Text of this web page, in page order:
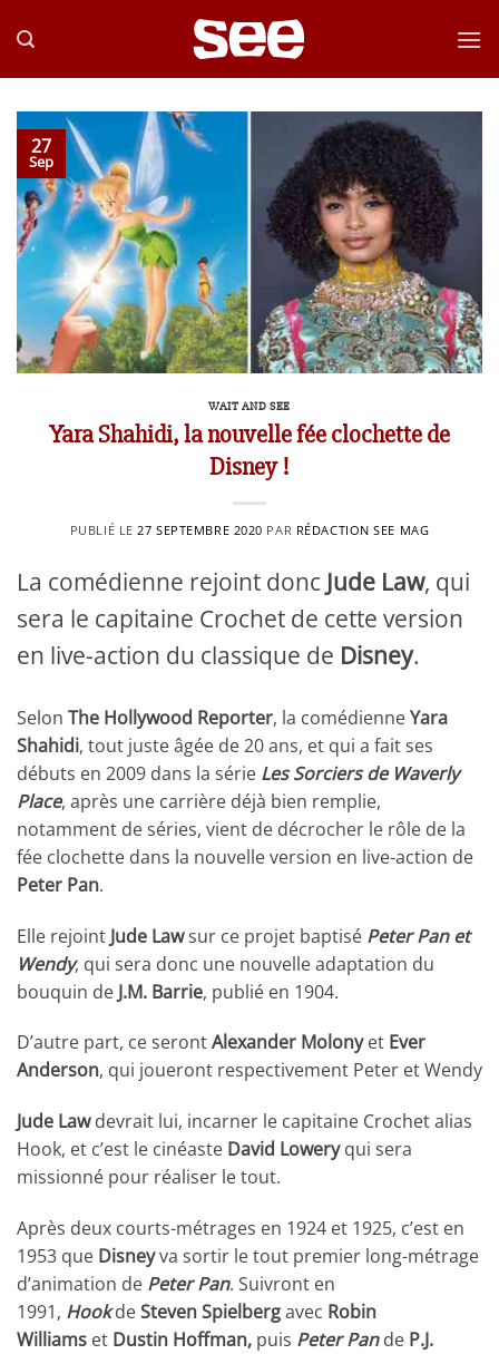
au
27
Sep
WAIT AND SEE
Yara Shahidi, la nouvelle fée clochette de
Disney !
PUBLIÉ LE 27 SEPTEMBRE 2020 PAR RÉDACTION SEE MAG
La comédienne rejoint donc Jude Law, qui
sera le capitaine Crochet de cette version
en live-action du classique de Disney.
Selon The Hollywood Reporter, la comédienneYara
Shahidi, tout juste âgée de 20 ans, et qui a fait ses
débuts en 2009 dans la série Les Sorciers de Waverly
Place, après une carrière déjà bien remplie,
notamment de séries, vient de décrocher le rôle de la
fée clochette dans la nouvelle version en live-action de
Peter Pan.
Elle rejoint Jude Lawsur ce projet baptisé Peter Pan et
Wendy, qui sera donc une nouvelle adaptation du
bouquin de J.M. Barrie, publié en 1904.
D’autre part, ce serontAlexander Molonyet Ever
Anderson, qui joueront respectivement Peter et Wendy
Jude Lawdevrait lui, incarner le capitaine Crochet alias
Hook, et c’est le cinéaste David Loweryqui sera
missionné pour réaliser le tout.
Après deux courts-métrages en 1924 et 1925, c’est en
1953 que Disneyva sortir le tout premier long-métrage
d’animation de Peter Pan. Suivront en
1991, HookdeSteven Spielbergavec Robin
Williams et Dustin Hoffman, puis Peter Pande P.J.